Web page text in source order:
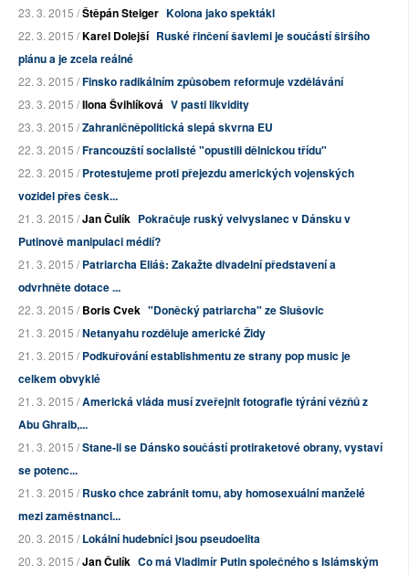
23. 3. 2015 /Štěpán Steiger Kolona jako spektákl
22. 3. 2015 /Karel Dolejší Ruské řinčení šavlemi je součástí širšího
plánu a je zcela reálné
22. 3. 2015 /Finsko radikálním způsobem reformuje vzdělávání
23. 3. 2015 /Ilona Švihlíková V pasti likvidity
23. 3. 2015 /Zahraničněpolitická slepá skvrna EU
22. 3. 2015 /Francouzští socialisté "opustili dělnickou třídu"
22. 3. 2015 /Protestujeme proti přejezdu amerických vojenských
vozidel přes česk...
21. 3. 2015 /Jan Čulík Pokračuje ruský velvyslanec v Dánsku v
Putinově manipulaci médií?
21. 3. 2015 /Patriarcha Eliáš: Zakažte divadelní představení a
odvrhněte dotace ...
22. 3. 2015 /Boris Cvek "Doněcký patriarcha" ze Slušovic
21. 3. 2015 /Netanyahu rozděluje americké Židy
21. 3. 2015 /Podkuřování establishmentu ze strany pop music je
celkem obvyklé
21. 3. 2015 /Americká vláda musí zveřejnit fotografie týrání vězňů z
Abu Ghraib,...
21. 3. 2015 /Stane-li se Dánsko součástí protiraketové obrany, vystaví
se potenc...
21. 3. 2015 /Rusko chce zabránit tomu, aby homosexuální manželé
mezi zaměstnanci...
20. 3. 2015 /Lokální hudebníci jsou pseudoelita
20. 3. 2015 /Jan Čulík Co má Vladimír Putin společného s Islámským